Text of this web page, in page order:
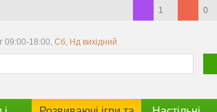
1 0
09:00-18:00, Сб, Нд вихідний